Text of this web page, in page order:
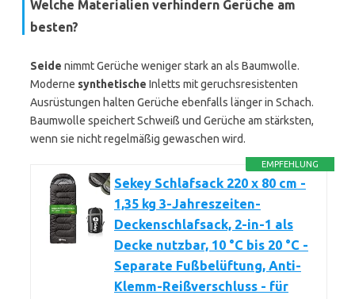
Welche Materialien verhindern Gerüche am
besten?
Seide nimmt Gerüche weniger stark an als Baumwolle.
Moderne synthetische Inletts mit geruchsresistenten
Ausrüstungen halten Gerüche ebenfalls länger in Schach.
Baumwolle speichert Schweiß und Gerüche am stärksten,
wenn sie nicht regelmäßig gewaschen wird.
EMPFEHLUNG
Sekey Schlafsack 220 x 80 cm -
1,35 kg 3-Jahreszeiten-
Deckenschlafsack, 2-in-1 als
Decke nutzbar, 10 °C bis 20 °C -
Separate Fußbelüftung, Anti-
Klemm-Reißverschluss - für